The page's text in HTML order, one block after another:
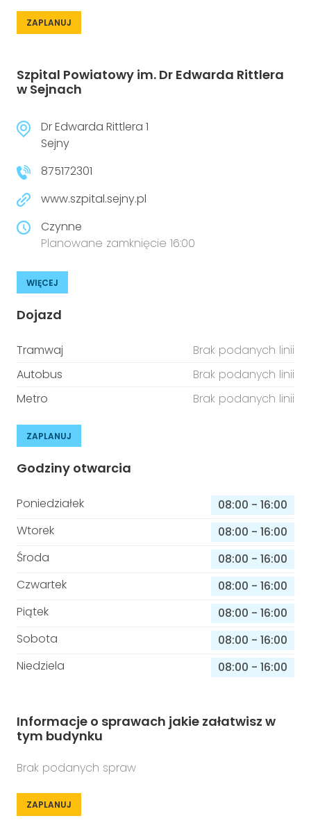
ZAPLANUJ
Szpital Powiatowy im. Dr Edwarda Rittlera
w Sejnach
Dr Edwarda Rittlera 1
Sejny
875172301
www.szpital.sejny.pl
Czynne
Planowane zamknięcie 16:00
WIĘCEJ
Dojazd
Tramwaj
Brak podanych linii
Autobus
Brak podanych linii
Metro
Brak podanych linii
ZAPLANUJ
Godziny otwarcia
Poniedziałek 08:00 - 16:00
Wtorek
08:00 - 16:00
Środa
08:00 - 16:00
Czwartek
08:00 - 16:00
Piątek
08:00 - 16:00
Sobota
08:00 - 16:00
Niedziela
08:00 - 16:00
Informacje o sprawach jakie załatwisz w
tym budynku
Brak podanych spraw
ZAPLANUJ